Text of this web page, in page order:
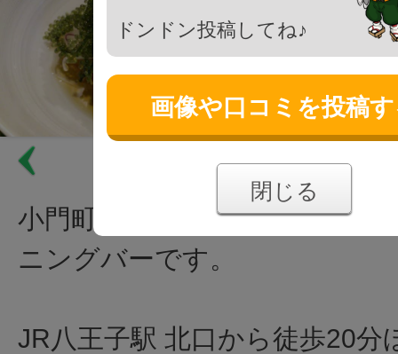
小門町にある隠れ家的な雰囲
ニングバーです。
JR八王子駅 北口から徒歩20分
ドンドン投稿してね♪
画像や口コミを投稿
閉じる